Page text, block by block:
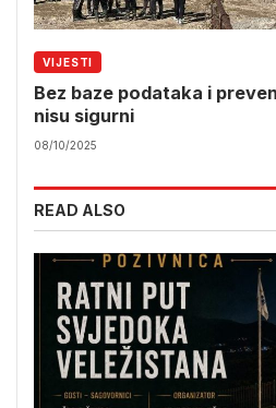
VIJESTI
Bez baze podataka i
nisu sigurni
08/10/2025
READ ALSO